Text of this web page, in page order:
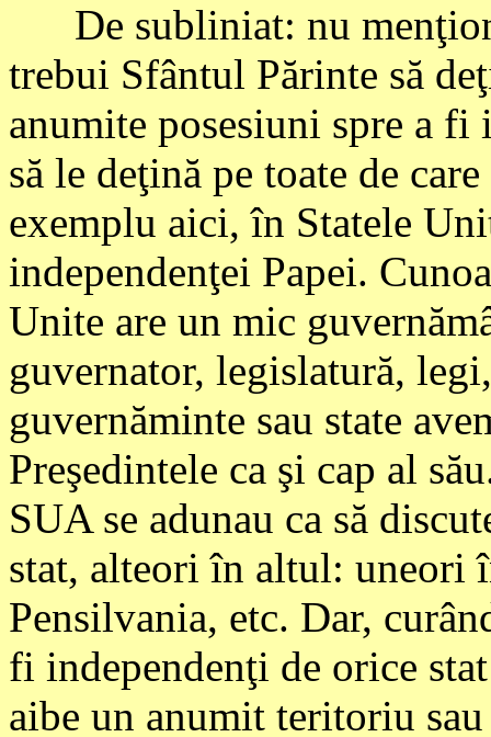
De subliniat: nu
trebui Sfântul Părinte să
anumite posesiuni spre a
să le deţină pe toate de
exemplu aici, în Statele
independenţei Papei.
Unite are un mic
guvernator, legislatură,
guvernăminte sau state
Preşedintele ca şi cap al
SUA se adunau ca să
stat, alteori în altul: uneori
Pensilvania, etc. Dar,
fi independenţi de orice
aibe un anumit teritoriu